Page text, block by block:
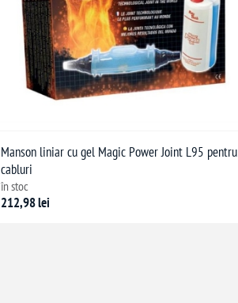
Manson liniar cu gel Magic Power Joint L95 pentru
cabluri
în stoc
212,98 lei